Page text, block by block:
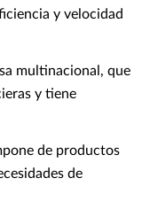
y velocidad
multinacional, que
y tiene
de productos
de